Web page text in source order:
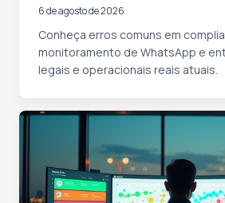
6 de agosto de 2026
Conheça erros comuns em
monitoramento de WhatsApp e
legais e operacionais reais atuais.